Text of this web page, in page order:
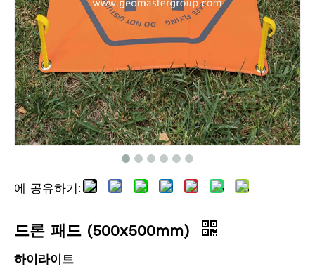
에 공유하기:
드론 패드 (500x500mm)
하이라이트